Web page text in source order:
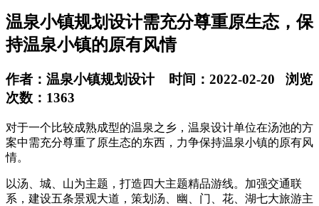
温泉小镇规划设计需充分尊重原生态，保
持温泉小镇的原有风情
作者：温泉小镇规划设计 时间：2022-02-20 浏览
次数：1363
对于一个比较成熟成型的温泉之乡，温泉设计单位在汤池的方
案中需充分尊重了原生态的东西，力争保持温泉小镇的原有风
情。
以汤、城、山为主题，打造四大主题精品游线。加强交通联
系，建设五条景观大道，策划汤、幽、门、花、湖七大旅游主